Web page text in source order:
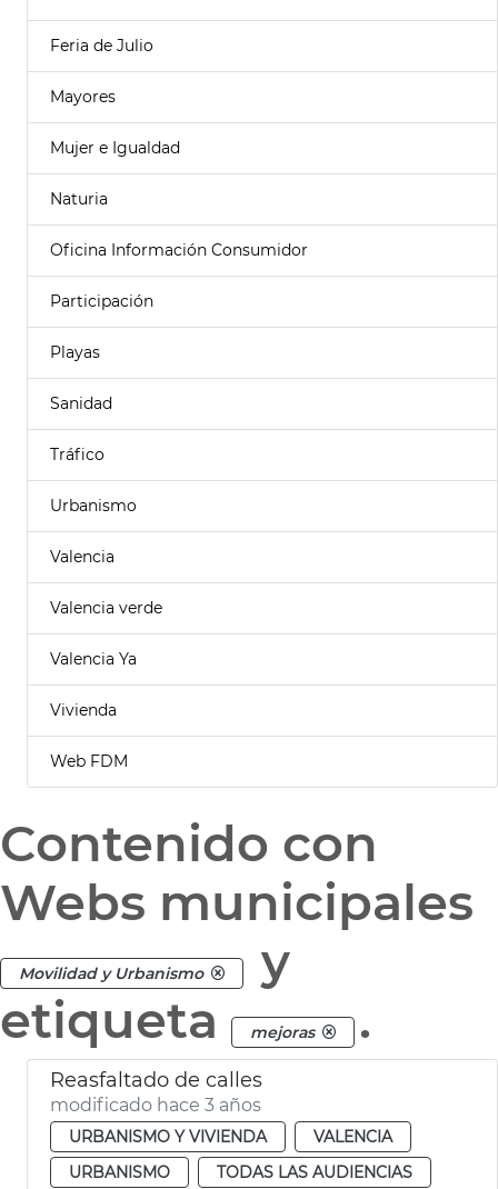
Feria de Julio
Mayores
Mujer e Igualdad
Naturia
Oficina Información Consumidor
Participación
Playas
Sanidad
Tráfico
Urbanismo
Valencia
Valencia verde
Valencia Ya
Vivienda
Web FDM
Contenido con
Webs municipales
Movilidad y Urbanismo
y
etiqueta
mejoras .
Reasfaltado de calles
modificado hace 3 años
URBANISMO Y VIVIENDA
VALENCIA
URBANISMO
TODAS LAS AUDIENCIAS